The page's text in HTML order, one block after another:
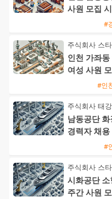
사원 모집
#
주식회사 스
인천 가좌
여성 사원
좋은 근무지
#인
주식회사 태강
남동공단
경력자 채
#
주식회사 스
시화공단
주간 사원